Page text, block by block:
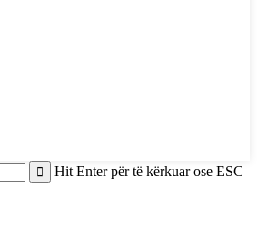
Hit Enter për të kërkuar ose ESC